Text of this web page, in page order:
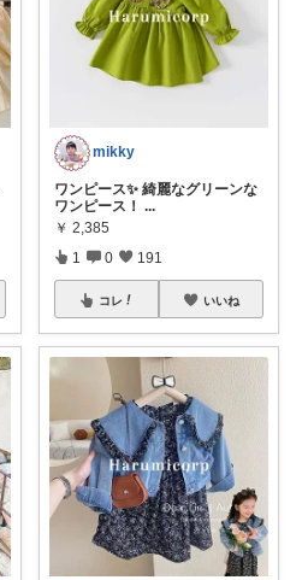
mikky
ワンピース✨ 綺麗なグリーンな
ワンピース！ ...
￥ 2,385
1 0 191
コレ いいね